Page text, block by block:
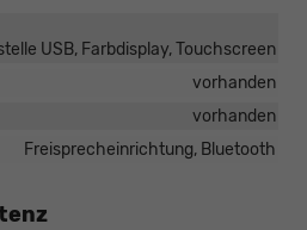
USB, Farbdisplay, Touchscreen
vorhanden
vorhanden
Freisprecheinrichtung, Bluetooth